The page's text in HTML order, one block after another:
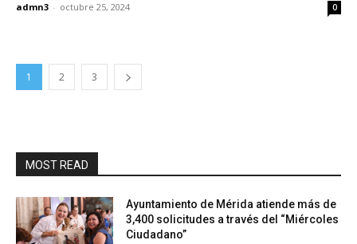
admn3 - octubre 25, 2024 0
1 2 3
MOST READ
Ayuntamiento de Mérida atiende más de
3,400 solicitudes a través del “Miércoles
Ciudadano”